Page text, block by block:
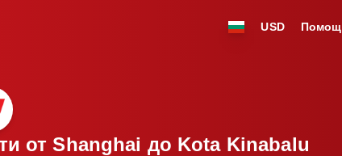
USD Помощ
от Shanghai до Kota Kinabalu